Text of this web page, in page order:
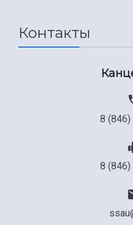
Контакты
8
8